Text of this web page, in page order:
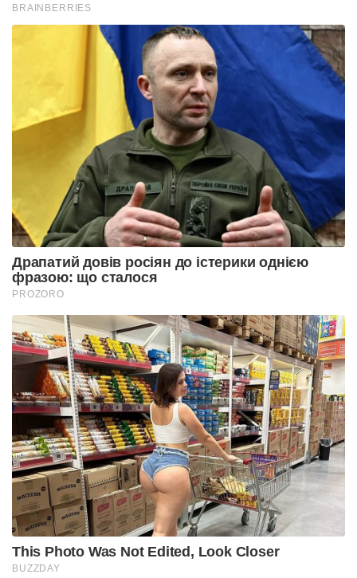
BRAINBERRIES
Драпатий довів росіян до істерики однією
фразою: що сталося
PROZORO
This Photo Was Not Edited, Look Closer
BUZZDAY